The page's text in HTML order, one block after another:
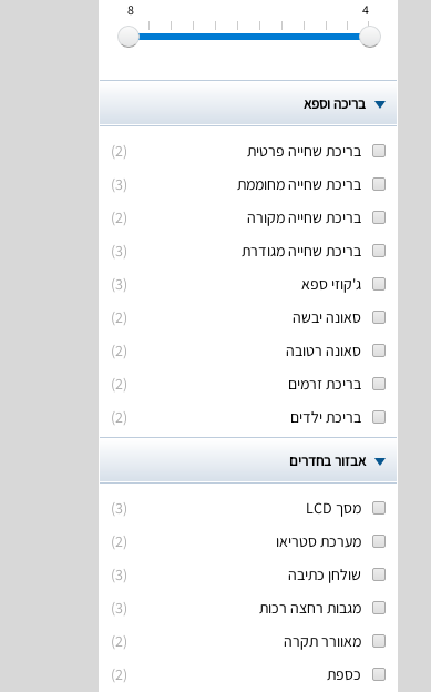
4
8
בריכה וספא
(
2
)
בריכת שחייה פרטית
(
3
)
בריכת שחייה מחוממת
(
2
)
בריכת שחייה מקורה
(
3
)
בריכת שחייה מגודרת
(
3
)
ג'קוזי ספא
(
2
)
סאונה יבשה
(
2
)
סאונה רטובה
(
2
)
בריכת זרמים
(
2
) בריכת ילדים
אבזור בחדרים
(
3
)
מסך LCD
(
2
)
מערכת סטריאו
(
3
)
שולחן כתיבה
(
3
)
מגבות רחצה רכות
(
2
)
מאוורר תקרה
(
2
)
כספת